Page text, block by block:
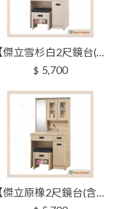
【傑立雪杉白2尺鏡台(含椅)】【2026-H211-4】【添興家具】
$ 5,700
【傑立原橡2尺鏡台(含椅)】【2026-H211-6】【添興家具】